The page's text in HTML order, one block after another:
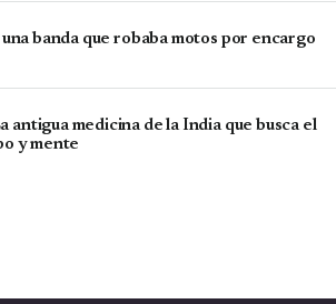
banda que robaba motos por encargo
antigua medicina de la India que busca el
y mente